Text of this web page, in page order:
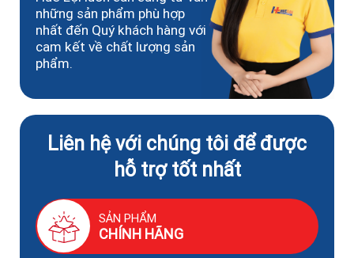
những sản phẩm phù hợp
nhất đến Quý khách hàng với
cam kết về chất lượng sản
phẩm.
Liên hệ với chúng tôi để được
hỗ trợ tốt nhất
SẢN PHẨM
CHÍNH HÃNG